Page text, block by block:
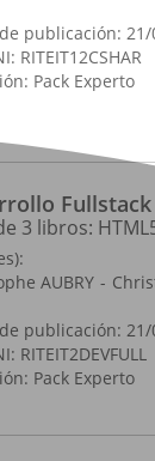
publicación: 21/
RITEIT12CSHAR
Pack Experto
Fullstack
3 libros:
AUBRY
publicación: 21/
RITEIT2DEVFULL
Pack Experto